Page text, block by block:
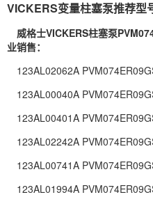
VICKERS变量柱塞泵推荐型
威格士VICKERS柱塞泵
业销售：
123AL02062A
123AL00040A
123AL00401A
123AL02242A
123AL00741A
123AL01994A